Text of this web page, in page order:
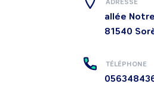
allée
81540
TÉLÉPHONE